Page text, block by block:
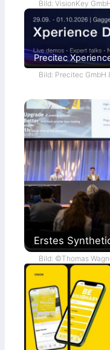
Bild: VisionKey
Precitec
Bild: Precitec GmbH
Erstes
Bild: ©Thomas